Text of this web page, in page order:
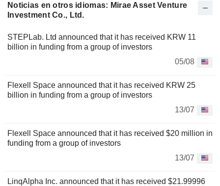
Noticias en otros idiomas: Mirae Asset Venture
Investment Co., Ltd.
STEPLab. Ltd announced that it has received KRW 11
billion in funding from a group of investors
05/08
Flexell Space announced that it has received KRW 25
billion in funding from a group of investors
13/07
Flexell Space announced that it has received $20 million in
funding from a group of investors
13/07
LinqAlpha Inc. announced that it has received $21.99996